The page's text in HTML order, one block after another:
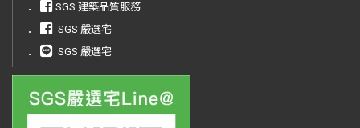
．
SGS 建築品質服務
．
SGS 嚴選宅
．
SGS 嚴選宅